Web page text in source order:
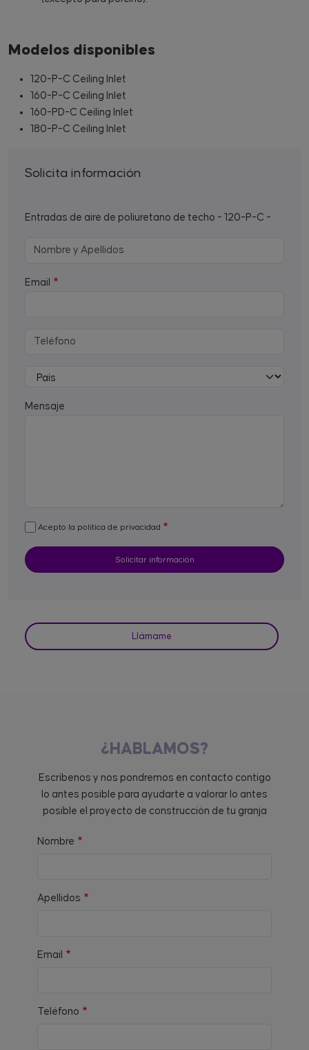
Modelos disponibles
120-P-C Ceiling Inlet
160-P-C Ceiling Inlet
160-PD-C Ceiling Inlet
180-P-C Ceiling Inlet
Solicita información
Entradas de aire de poliuretano de techo - 120-P-C -
Email
Mensaje
Acepto la política de privacidad
Llámame
¿HABLAMOS?
Escríbenos y nos pondremos en contacto contigo
lo antes posible para ayudarte a valorar lo antes
posible el proyecto de construcción de tu granja
Nombre
Apellidos
Email
Teléfono